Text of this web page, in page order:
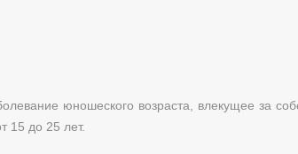
юношеского возраста, влекущее за
15 до 25 лет.